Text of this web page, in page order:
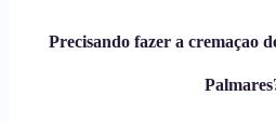
Precisando fazer a cremaçao